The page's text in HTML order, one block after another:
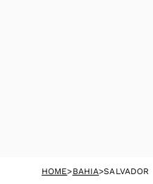
HOME>BAHIA>SALVADOR